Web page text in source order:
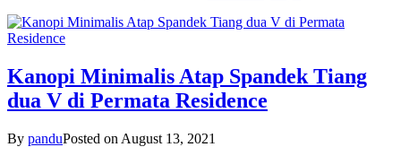
Kanopi Minimalis Atap Spandek Tiang
dua V di Permata Residence
By panduPosted on August 13, 2021